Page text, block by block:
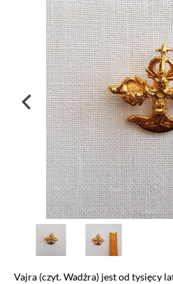
MAGICZNY
ZNAKI
Vajra (czyt. Wadżra) jest od tysięcy